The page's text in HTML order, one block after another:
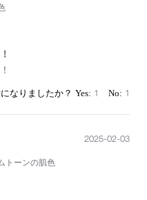
1 1
トーンの肌色
2025-02-03